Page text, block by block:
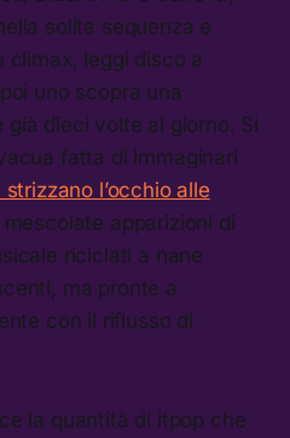
solita sequenza e
climax, leggi disco a
uno scopra una
dieci volte al giorno. Si
fatta di immaginari
l’occhio alle
apparizioni di
riciclati a nane
ma pronte a
con il riflusso di
la quantità di itpop che